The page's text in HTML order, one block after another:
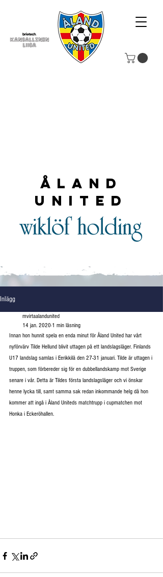
Åland
United
Inlägg
mvirtaalandunited
14 jan. 2020 1 min läsning
Innan hon hunnit spela en enda minut för Åland United har vårt
nyförvärv Tilde Hellund blivit uttagen på ett landslagsläger. Finlands
U17 landslag samlas i Eerikkilä den 27-31 januari. Tilde är uttagen i
truppen, som förbereder sig för en dubbellandskamp mot Sverige
senare i vår. Detta är Tildes första landslagsläger och vi önskar
henne lycka till, samt samma sak redan inkommande helg då hon
kommer att ingå i Åland Uniteds matchtrupp i cupmatchen mot
Honka i Eckeröhallen.